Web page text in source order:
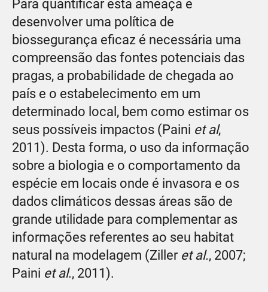
Para quantificar esta ameaça e
desenvolver uma política de
biossegurança eficaz é necessária uma
compreensão das fontes potenciais das
pragas, a probabilidade de chegada ao
país e o estabelecimento em um
determinado local, bem como estimar os
seus possíveis impactos (Paini et al,
2011). Desta forma, o uso da informação
sobre a biologia e o comportamento da
espécie em locais onde é invasora e os
dados climáticos dessas áreas são de
grande utilidade para complementar as
informações referentes ao seu habitat
natural na modelagem (Ziller et al., 2007;
Paini et al., 2011).